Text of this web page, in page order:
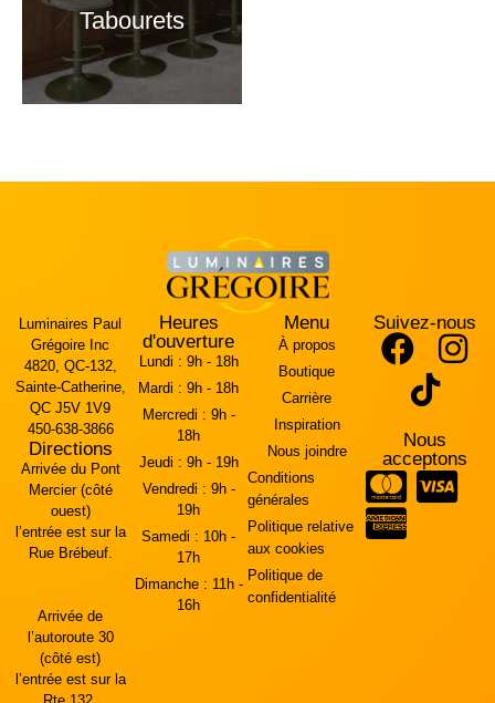
Tabourets
Luminaires Paul
Grégoire Inc
4820, QC-132,
Sainte-Catherine,
QC J5V 1V9
450-638-3866
Directions
Arrivée du Pont
Mercier (côté
ouest)
l’entrée est sur la
Rue Brébeuf.
Arrivée de
l’autoroute 30
(côté est)
l’entrée est sur la
Heures
d'ouverture
Lundi : 9h - 18h
Mardi : 9h - 18h
Mercredi : 9h -
18h
Jeudi : 9h - 19h
Vendredi : 9h -
19h
Samedi : 10h -
17h
Dimanche : 11h -
16h
Menu
À propos
Boutique
Carrière
Inspiration
Nous joindre
Conditions
générales
Politique relative
aux cookies
Politique de
confidentialité
Suivez-nous
Nous
acceptons